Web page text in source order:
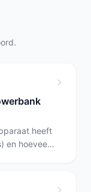
heeft
en hoeveel